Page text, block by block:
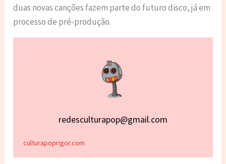
duas novas canções fazem parte do futuro disco, já em
processo de pré-produção.
redesculturapop@gmail.com
culturapoprigor.com